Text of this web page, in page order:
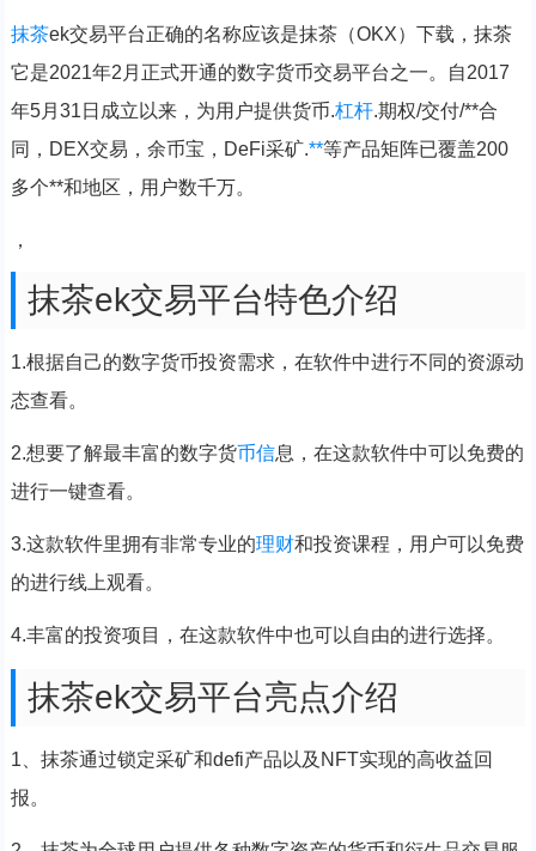
抹茶ek交易平台正确的名称应该是抹茶（OKX）下载，抹茶
它是2021年2月正式开通的数字货币交易平台之一。自2017
年5月31日成立以来，为用户提供货币.杠杆.期权/交付/**合
同，DEX交易，余币宝，DeFi采矿.**等产品矩阵已覆盖200
多个**和地区，用户数千万。
，
抹茶ek交易平台特色介绍
1.根据自己的数字货币投资需求，在软件中进行不同的资源动
态查看。
2.想要了解最丰富的数字货币信息，在这款软件中可以免费的
进行一键查看。
3.这款软件里拥有非常专业的理财和投资课程，用户可以免费
的进行线上观看。
4.丰富的投资项目，在这款软件中也可以自由的进行选择。
抹茶ek交易平台亮点介绍
1、抹茶通过锁定采矿和defi产品以及NFT实现的高收益回
报。